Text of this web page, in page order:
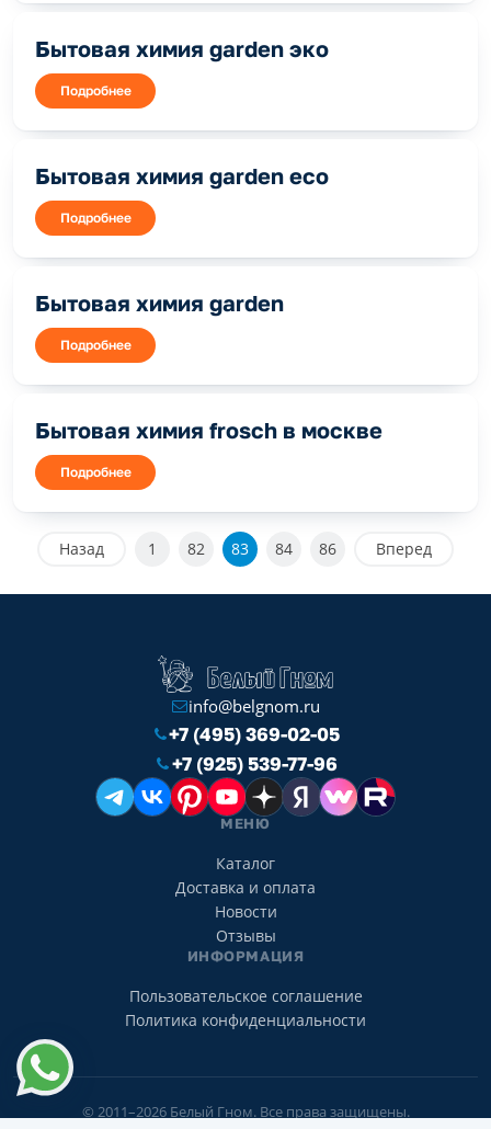
Бытовая химия garden эко
Подробнее
Бытовая химия garden eco
Подробнее
Бытовая химия garden
Подробнее
Бытовая химия frosch в москве
Подробнее
Назад 1 82 83 84 86 Вперед
info@belgnom.ru
+7 (495) 369-02-05
+7 (925) 539-77-96
МЕНЮ
Каталог
Доставка и оплата
Новости
Отзывы
ИНФОРМАЦИЯ
Пользовательское соглашение
Политика конфиденциальности
© 2011–2026 Белый Гном. Все права защищены.